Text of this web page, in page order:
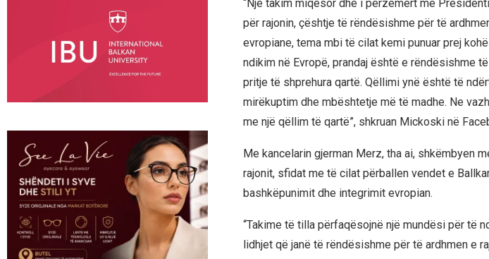
“Një takim miqësor dhe i përzemërt me
për rajonin, çështje të rëndësishme për të
evropiane, tema mbi të cilat kemi punuar prej
ndikim në Evropë, prandaj është e rëndësishme
pritje të shprehura qartë. Qëllimi ynë është të
mirëkuptim dhe mbështetje më të madhe. Ne
me një qëllim të qartë”, shkruan Mickoski në
Me kancelarin gjerman Merz, tha ai, shkëmbyen
rajonit, sfidat me të cilat përballen vendet e
bashkëpunimit dhe integrimit evropian.
“Takime të tilla përfaqësojnë një mundësi për të
lidhjet që janë të rëndësishme për të ardhmen e